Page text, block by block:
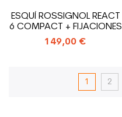
ESQUÍ ROSSIGNOL REACT
6 COMPACT + FIJACIONES
149,00 €
1 2